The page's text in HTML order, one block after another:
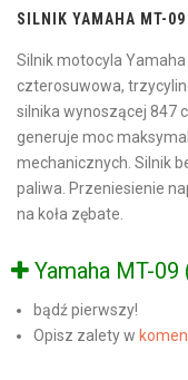
SILNIK YAMAHA MT-
Silnik motocyla Yamaha
czterosuwowa,
silnika wynoszącej 847
generuje moc
mechanicznych. Silnik
paliwa. Przeniesienie
na koła zębate.
Yamaha MT-09
bądź pierwszy!
Opisz zalety w